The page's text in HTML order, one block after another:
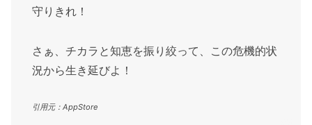
守りきれ！
さぁ、チカラと知恵を振り絞って、この危機的状
況から生き延びよ！
引用元：AppStore